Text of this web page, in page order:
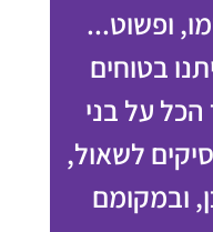
ופשוט...
בטוחים
הכל על בני
לשאול,
ובמקומם